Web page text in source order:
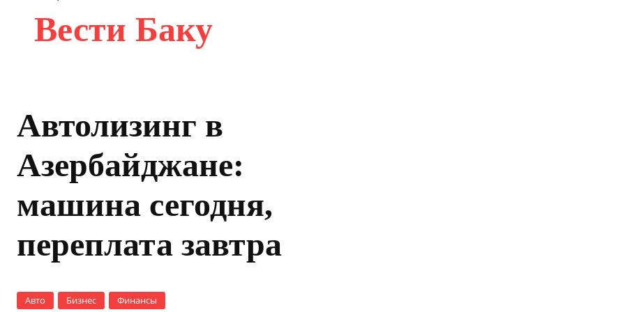
Вести Баку
Автолизинг в
Азербайджане:
машина сегодня,
переплата завтра
Авто Бизнес Финансы